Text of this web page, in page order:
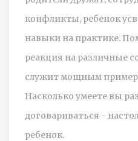
конфликты, ребенок
навыки на практике.
реакция на различные
служит мощным
Насколько умеете вы
договариваться -
ребенок.